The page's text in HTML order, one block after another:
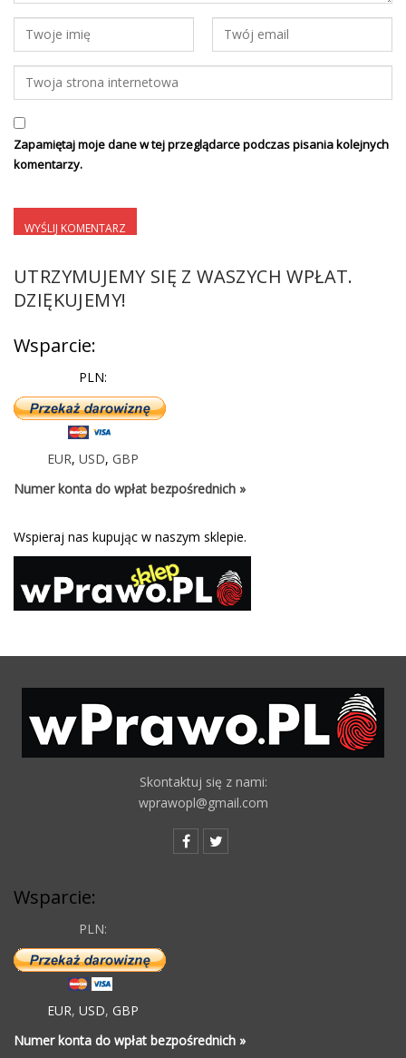
Zapamiętaj moje dane w tej przeglądarce podczas pisania kolejnych
komentarzy.
UTRZYMUJEMY SIĘ Z WASZYCH WPŁAT.
DZIĘKUJEMY!
Wsparcie:
PLN:
EUR, USD, GBP
Numer konta do wpłat bezpośrednich »
Wspieraj nas kupując w naszym sklepie.
Skontaktuj się z nami:
wprawopl@gmail.com
Wsparcie:
PLN:
EUR, USD, GBP
Numer konta do wpłat bezpośrednich »